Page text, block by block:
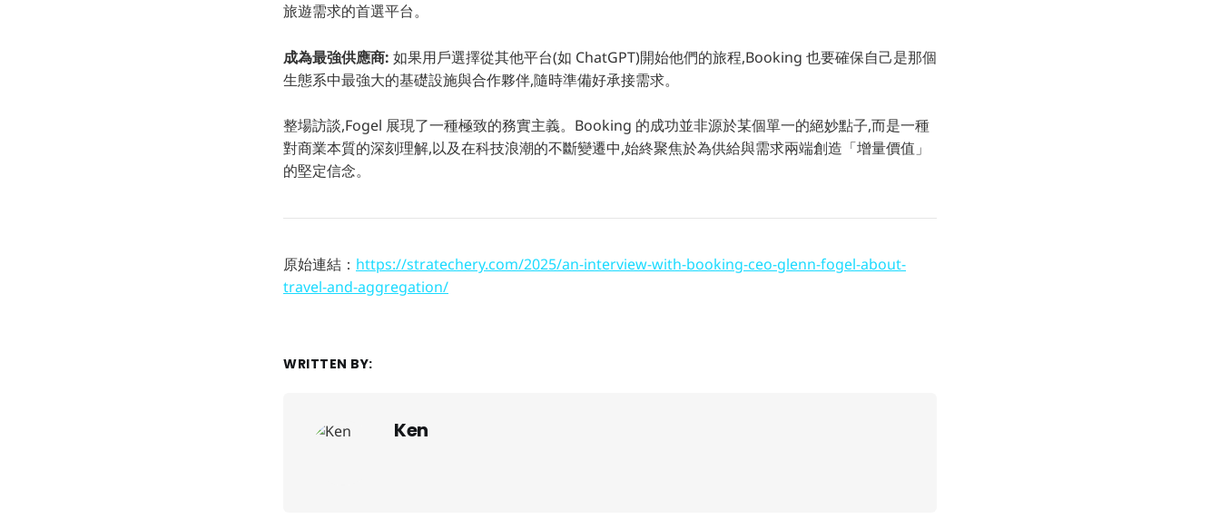
旅遊需求的首選平台。
成為最強供應商: 如果用戶選擇從其他平台(如 ChatGPT)開始他們的旅程,Booking 也要確保自己是那個
生態系中最強大的基礎設施與合作夥伴,隨時準備好承接需求。
整場訪談,Fogel 展現了一種極致的務實主義。Booking 的成功並非源於某個單一的絕妙點子,而是一種
對商業本質的深刻理解,以及在科技浪潮的不斷變遷中,始終聚焦於為供給與需求兩端創造「增量價值」
的堅定信念。
原始連結： https://stratechery.com/2025/an-interview-with-booking-ceo-glenn-fogel-about-
travel-and-aggregation/
WRITTEN BY:
Ken